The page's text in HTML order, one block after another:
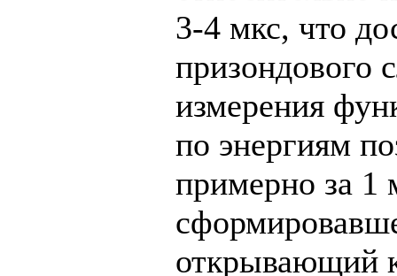
3-4 мкс, что
призондового
измерения
по энергиям
примерно за 1
открывающий